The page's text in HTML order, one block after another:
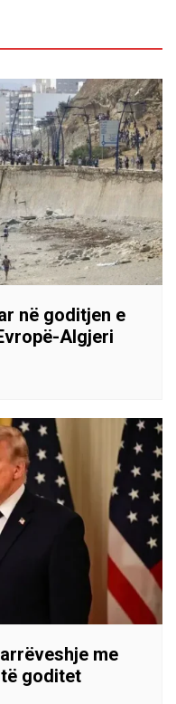
në goditjen e
Algjeri
me
goditet